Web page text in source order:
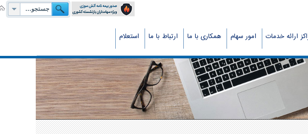
ارائه خدمات امور سهام همکاری با ما ارتباط با ما استعلام